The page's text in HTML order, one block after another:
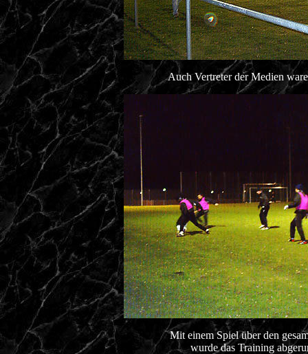
Auch Vertreter der Medien
Mit einem Spiel über den
wurde das Training